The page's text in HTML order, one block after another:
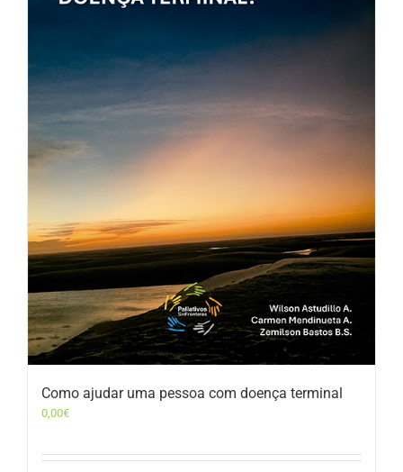
Como ajudar uma pessoa com doença terminal
0,00€